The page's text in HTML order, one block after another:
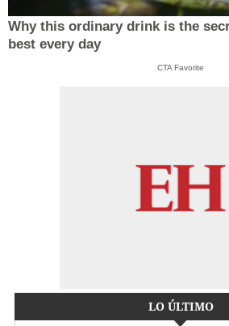
Why this ordinary drink is the
best every day
CTA Favorite
LO ÚLTIMO